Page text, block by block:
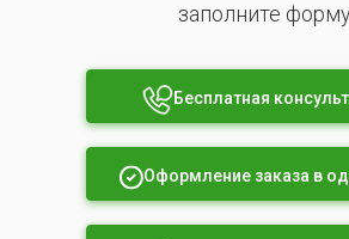
заполните
Бесплатная
Оформление заказа в